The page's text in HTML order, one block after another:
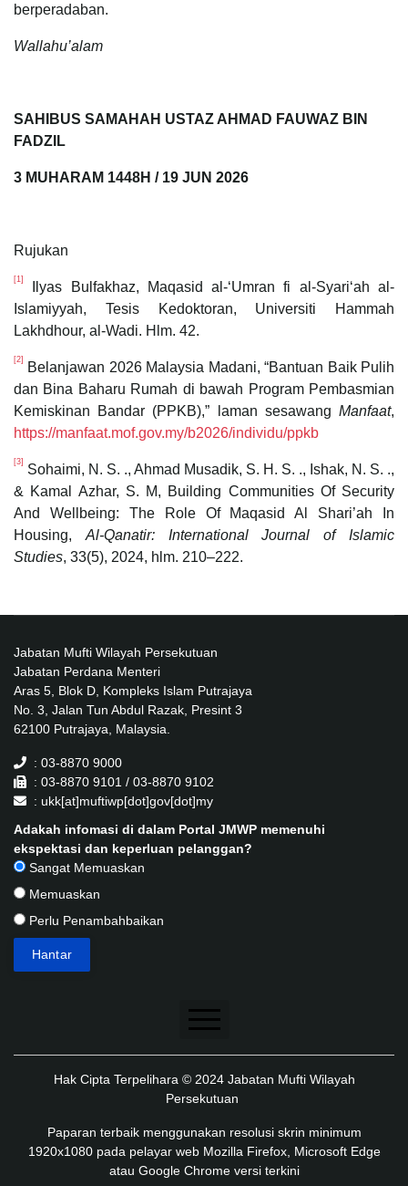
berperadaban.
Wallahu’alam
SAHIBUS SAMAHAH USTAZ AHMAD FAUWAZ BIN
FADZIL
3 MUHARAM 1448H / 19 JUN 2026
Rujukan
[1]
Ilyas Bulfakhaz, Maqasid al-‘Umran fi al-Syariʻah al-
Islamiyyah, Tesis Kedoktoran, Universiti Hammah
Lakhdhour, al-Wadi. Hlm. 42.
[2]
Belanjawan 2026 Malaysia Madani, “Bantuan Baik Pulih
dan Bina Baharu Rumah di bawah Program Pembasmian
Kemiskinan Bandar (PPKB),” laman sesawang Manfaat,
https://manfaat.mof.gov.my/b2026/individu/ppkb
[3]
Sohaimi, N. S. ., Ahmad Musadik, S. H. S. ., Ishak, N. S. .,
& Kamal Azhar, S. M, Building Communities Of Security
And Wellbeing: The Role Of Maqasid Al Shari’ah In
Housing,
Al-Qanatir: International Journal of Islamic
Studies, 33(5), 2024, hlm. 210–222.
Jabatan Mufti Wilayah Persekutuan
Jabatan Perdana Menteri
Aras 5, Blok D, Kompleks Islam Putrajaya
No. 3, Jalan Tun Abdul Razak, Presint 3
62100 Putrajaya, Malaysia.
: 03-8870 9000
: 03-8870 9101 / 03-8870 9102
: ukk[at]muftiwp[dot]gov[dot]my
Adakah infomasi di dalam Portal JMWP memenuhi
ekspektasi dan keperluan pelanggan?
Sangat Memuaskan
Memuaskan
Perlu Penambahbaikan
Penafian
Dasar Keselamatan
Dasar Privasi Aplikasi
Hak Cipta Terpelihara © 2024 Jabatan Mufti Wilayah
Persekutuan
Paparan terbaik menggunakan resolusi skrin minimum
1920x1080 pada pelayar web Mozilla Firefox, Microsoft Edge
atau Google Chrome versi terkini